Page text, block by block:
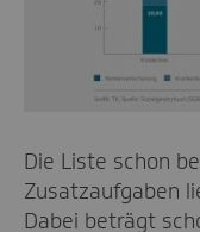
Die Liste schon
Zusatzaufgaben
Dabei beträgt